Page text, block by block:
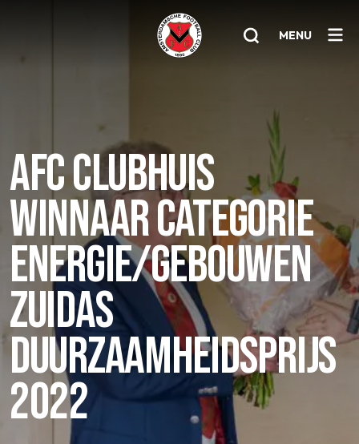
MENU
AFC 1
Teams
Jeugd
Senioren
Clubinfo
Nieuwsoverzicht
Sponsoring
SPORTPARK GOED GENOEG
AFC CLUBHUIS
WINNAAR CATEGORIE
ENERGIE/GEBOUWEN
ZUIDAS
DUURZAAMHEIDSPRIJS
2022